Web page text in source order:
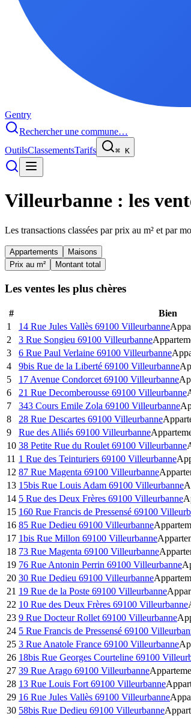
Gentry
Rechercher une commune…
OutilsClassementsTarifs ⌘ K
Villeurbanne : les
Les transactions classées par prix au m² et par
Appartements
Maisons
Prix au m²
Montant total
Les ventes les plus chères
# Bien
1
14 Rue Jules Vallès 69100 Villeurbanne
2
3 Rue Songieu 69100 Villeurbanne
3
6 Rue Paul Verlaine 69100 Villeurbanne
4
9bis Rue de la Liberté 69100 Villeurbanne
5
17 Avenue Condorcet 69100 Villeurbanne
6
21 Rue Decomberousse 69100 Villeurbanne
7
343 Cours Emile Zola 69100 Villeurbanne
8
28 Rue Descartes 69100 Villeurbanne
9
Rue des Alliés 69100 Villeurbanne
10 38 Petite Rue du Roulet 69100 Villeurbanne
11 1 Rue des Teinturiers 69100 Villeurbanne
12 87 Rue Magenta 69100 Villeurbanne
13 15bis Rue Louis Adam 69100 Villeurbanne
14 5 Rue des Deux Frères 69100 Villeurbanne
15 160 Rue Francis de Pressensé 69100
16 85 Rue Dedieu 69100 Villeurbanne
17 1bis Rue Millon 69100 Villeurbanne
18 73 Rue Magenta 69100 Villeurbanne
19 76 Rue Antonin Perrin 69100 Villeurbanne
20 30 Rue Dedieu 69100 Villeurbanne
21 19 Rue de la Poste 69100 Villeurbanne
22 10 Rue des Deux Frères 69100 Villeurbanne
23 9 Rue Docteur Rollet 69100 Villeurbanne
24 5 Rue Francis de Pressensé 69100
25 3 Rue Anatole France 69100 Villeurbanne
26 18bis Rue Georges Courteline 69100
27 39 Rue Arago 69100 Villeurbanne
28 13 Rue Louis Fort 69100 Villeurbanne
29 16 Rue Jules Vallès 69100 Villeurbanne
30 58bis Rue Dedieu 69100 Villeurbanne